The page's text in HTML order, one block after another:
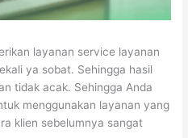
layanan service layanan
ya sobat. Sehingga hasil
tidak acak. Sehingga Anda
menggunakan layanan yang
klien sebelumnya sangat